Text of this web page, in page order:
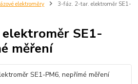
elektroměry
3-fáz. 2-tar. elektroměr SE1-
SE1-
měření